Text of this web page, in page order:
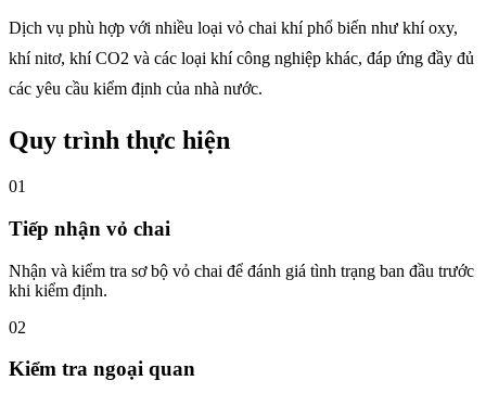
Dịch vụ phù hợp với nhiều loại vỏ chai khí phổ biến như khí oxy,
khí nitơ, khí CO2 và các loại khí công nghiệp khác, đáp ứng đầy đủ
các yêu cầu kiểm định của nhà nước.
Quy trình thực hiện
01
Tiếp nhận vỏ chai
Nhận và kiểm tra sơ bộ vỏ chai để đánh giá tình trạng ban đầu trước
khi kiểm định.
02
Kiểm tra ngoại quan